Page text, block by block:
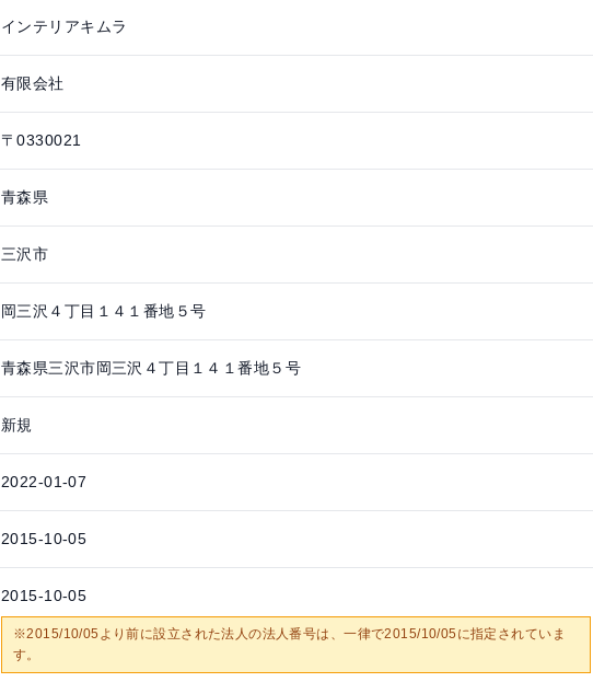
インテリアキムラ
有限会社
〒0330021
青森県
三沢市
岡三沢４丁目１４１番地５号
青森県三沢市岡三沢４丁目１４１番地５号
新規
2022-01-07
2015-10-05
2015-10-05
※2015/10/05より前に設立された法人の法人番号は、一律で2015/10/05に指定されていま
す。